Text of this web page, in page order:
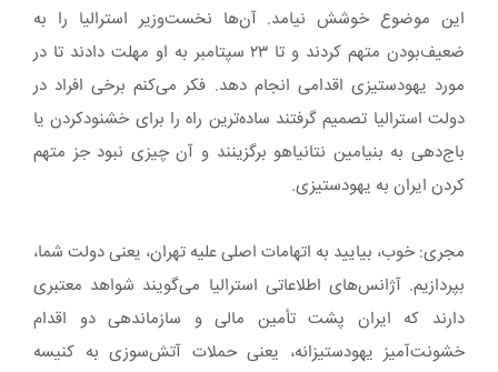
این موضوع خوشش نیامد. آن‌ها نخست‌وزیر استرالیا را به
ضعیف‌بودن متهم کردند و تا ۲۳ سپتامبر به او مهلت دادند تا در
مورد یهودستیزی اقدامی انجام دهد. فکر می‌کنم برخی افراد در
دولت استرالیا تصمیم گرفتند ساده‌ترین راه را برای خشنودکردن یا
باج‌دهی به بنیامین نتانیاهو برگزینند و آن چیزی نبود جز متهم
کردن ایران به یهودستیزی.
مجری: خوب، بیایید به اتهامات اصلی علیه تهران، یعنی دولت شما،
بپردازیم. آژانس‌های اطلاعاتی استرالیا می‌گویند شواهد معتبری
دارند که ایران پشت تأمین مالی و سازماندهی دو اقدام
خشونت‌آمیز یهودستیزانه، یعنی حملات آتش‌سوزی به کنیسه